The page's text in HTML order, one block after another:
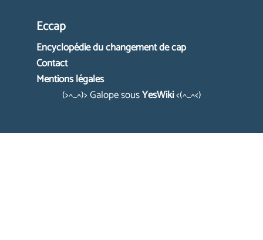
Eccap
Encyclopédie du changement de cap
Contact
Mentions légales
(>^_^)> Galope sousYesWiki<(^_^<)